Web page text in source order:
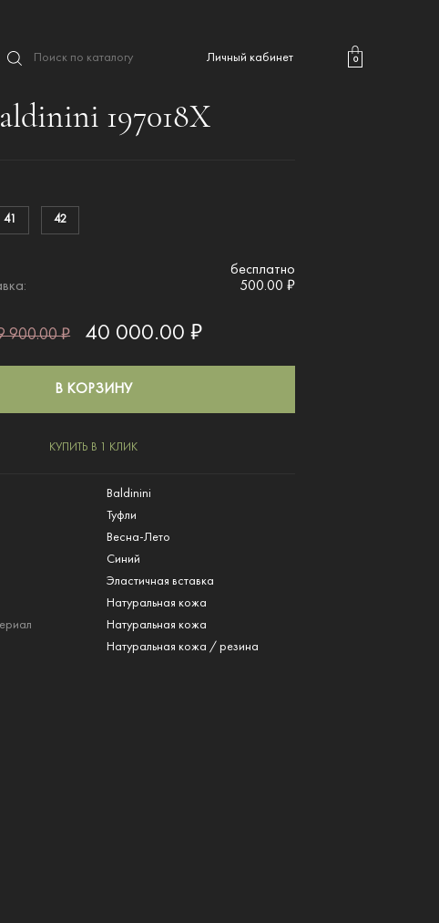
Личный кабинет 0
197018X
41 42
бесплатно
500.00 ₽
900.00 ₽ 40 000.00 ₽
В КОРЗИНУ
КУПИТЬ В 1 КЛИК
Baldinini
Туфли
Весна-Лето
Синий
Эластичная вставка
Натуральная кожа
Натуральная кожа
Натуральная кожа / резина